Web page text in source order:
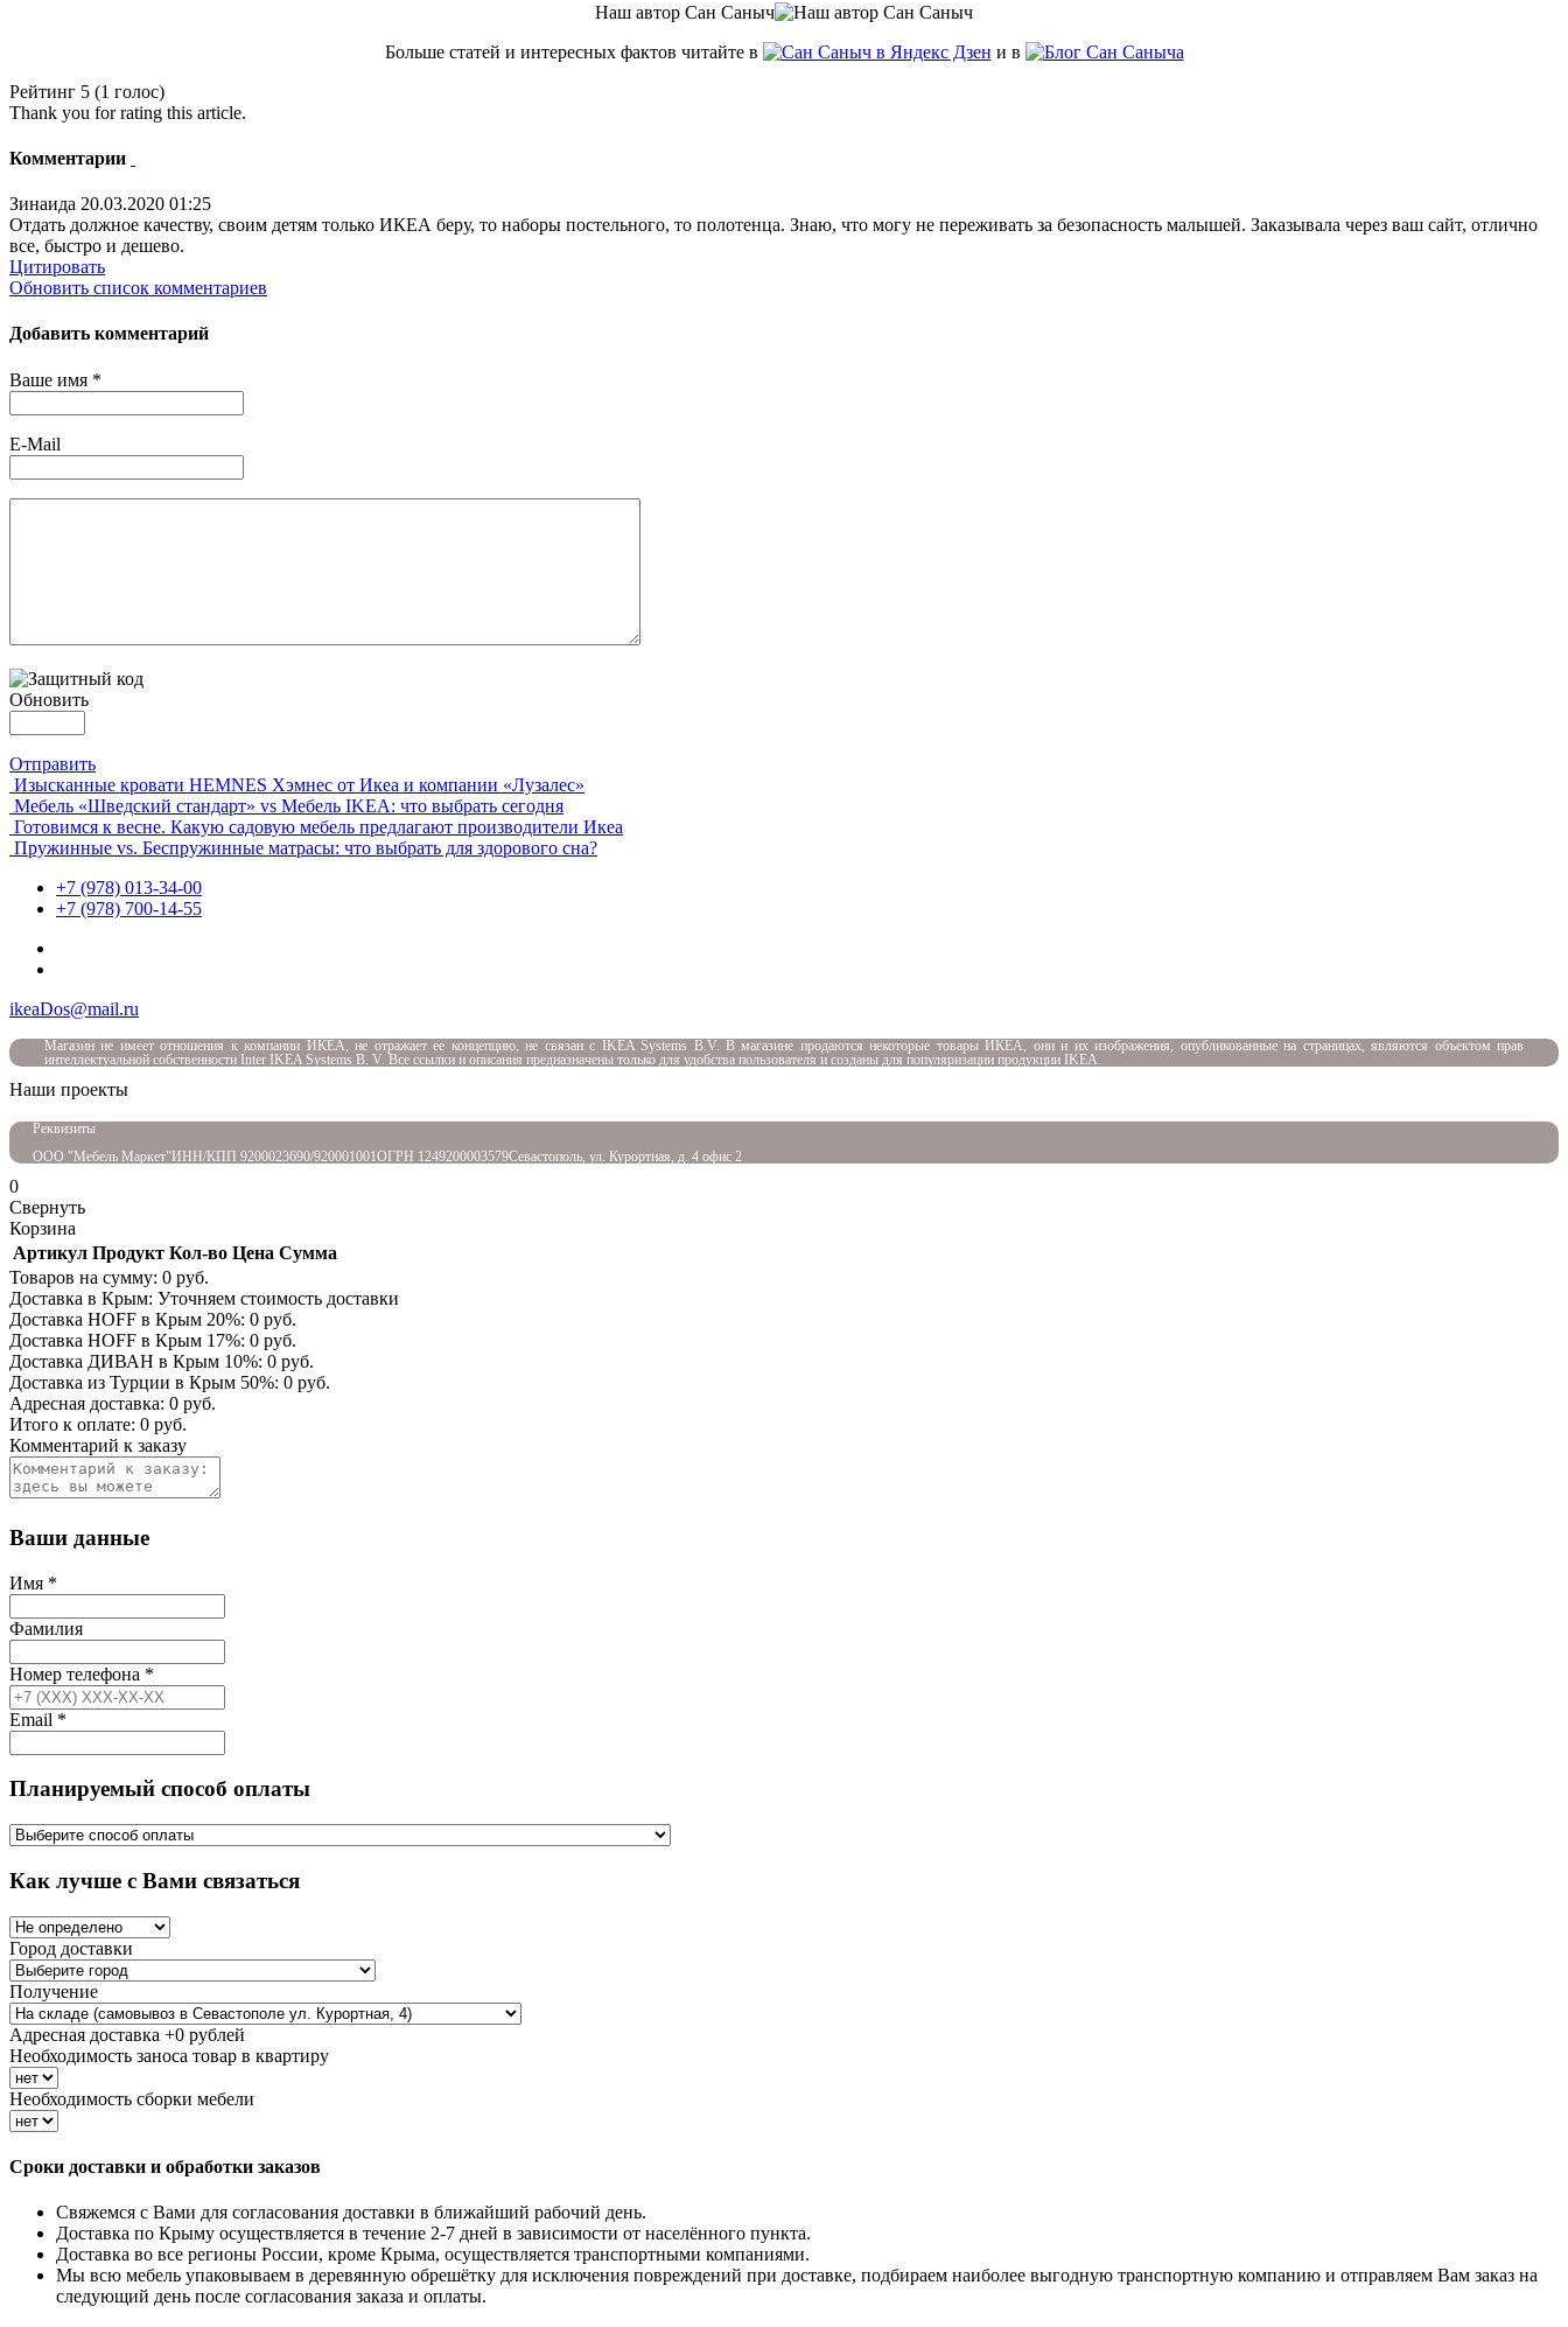
Наш автор Сан Саныч
Больше статей и интересных фактов читайте в
и в
Рейтинг 5 (1 голос)
Thank you for rating this article.
Комментарии
Зинаида 20.03.2020 01:25
Отдать должное качеству, своим детям только ИКЕА беру, то наборы постельного, то полотенца. Знаю, что могу не переживать за безопасность малышей. Заказывала через ваш сайт, отлично
все, быстро и дешево.
Цитировать
Обновить список комментариев
Добавить комментарий
Ваше имя *
E-Mail
Обновить
Отправить
Изысканные кровати HEMNES Хэмнес от Икеа и компании «Лузалес»
Мебель «Шведский стандарт» vs Мебель IKEA: что выбрать сегодня
Готовимся к весне. Какую садовую мебель предлагают производители Икеа
Пружинные vs. Беспружинные матрасы: что выбрать для здорового сна?
+7 (978) 013-34-00
+7 (978) 700-14-55
ikeaDos@mail.ru
Магазин не имеет отношения к компании ИКЕА, не отражает ее концепцию, не связан с
IKEA Systems B.V. В магазине продаются некоторые товары ИКЕА, они и их изображения, опубликованные на страницах, являются объектом прав
интеллектуальной собственности Inter IKEA Systems B. V. Все ссылки и описания предназначены только для удобства пользователя и созданы для популяризации продукции IKEA.
Наши проекты
Реквизиты
ООО "Мебель Маркет"ИНН/КПП 9200023690/920001001 ОГРН 1249200003579Севастополь, ул. Курортная, д. 4 офис 2
0
Свернуть
Корзина
Артикул Продукт Кол-во Цена Сумма
Товаров на сумму: 0 руб.
Доставка в Крым: Уточняем стоимость доставки
Доставка HOFF в Крым 20%: 0 руб.
Доставка HOFF в Крым 17%: 0 руб.
Доставка ДИВАН в Крым 10%: 0 руб.
Доставка из Турции в Крым 50%: 0 руб.
Адресная доставка: 0 руб.
Итого к оплате: 0 руб.
Комментарий к заказу
Ваши данные
Имя *
Фамилия
Номер телефона *
Email *
Планируемый способ оплаты
Как лучше с Вами связаться
Город доставки
Получение
Адресная доставка +0 рублей
Необходимость заноса товар в квартиру
Необходимость сборки мебели
Сроки доставки и обработки заказов
Свяжемся с Вами для согласования доставки в ближайший рабочий день.
Доставка по Крыму осуществляется в течение 2-7 дней в зависимости от населённого пункта.
Доставка во все регионы России, кроме Крыма, осуществляется транспортными компаниями.
Мы всю мебель упаковываем в деревянную обрешётку для исключения повреждений при доставке, подбираем наиболее выгодную транспортную компанию и отправляем Вам заказ на
следующий день после согласования заказа и оплаты.